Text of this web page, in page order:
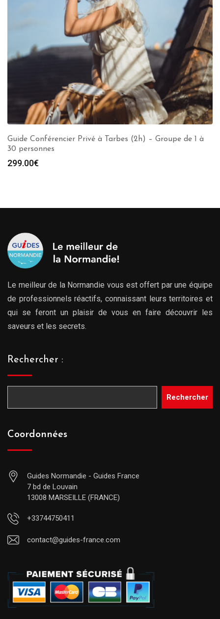
Guide Conférencier Privé à Tarbes (2h) – Groupe de 1 à
30 personnes
299.00€
Le meilleur de la Normandie vous est offert par une équipe
de professionnels réactifs, connaissant leurs territoires et
qui se feront un plaisir de vous en faire découvrir les
saveurs et les secrets.
Rechercher :
Rechercher
Coordonnées
Guides Normandie - Guides France
7 bd de Louvain
13008 MARSEILLE (FRANCE)
+33744750411
contact@guides-france.com